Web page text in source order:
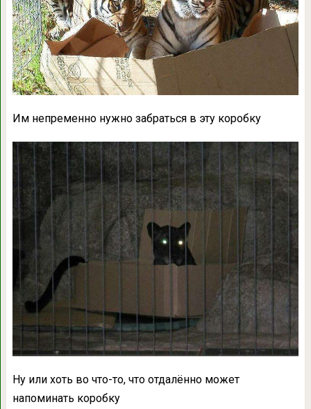
Им непременно нужно забраться в эту коробку
Ну или хоть во что-то, что отдалённо может
напоминать коробку